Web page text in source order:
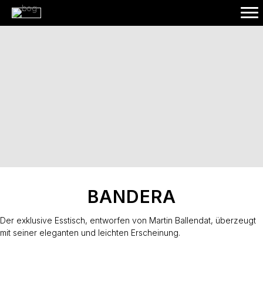
BANDERA
Der exklusive Esstisch, entworfen von Martin Ballendat, überzeugt
mit seiner eleganten und leichten Erscheinung.